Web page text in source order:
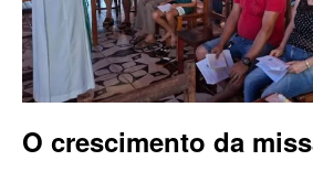
O crescimento da